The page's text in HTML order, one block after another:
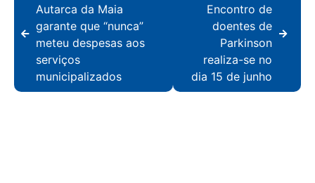
Autarca da Maia
garante que “nunca”
meteu despesas aos
serviços
municipalizados
Encontro de
doentes de
Parkinson
realiza-se no
dia 15 de junho